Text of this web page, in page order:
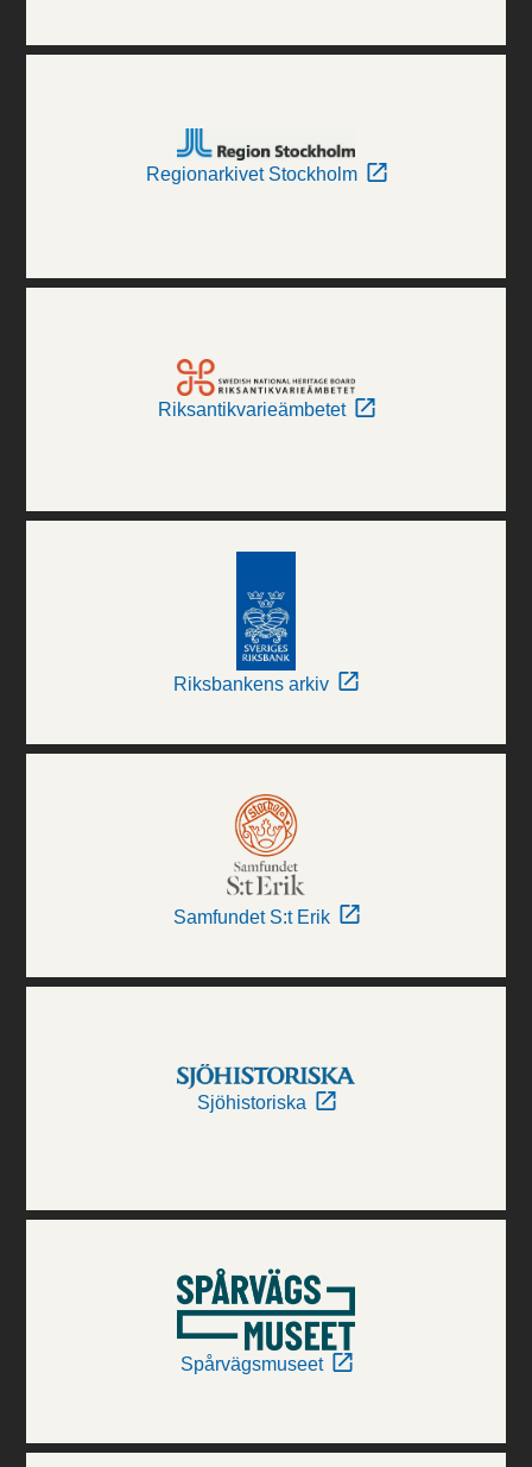
Regionarkivet Stockholm
Riksantikvarieämbetet
Riksbankens arkiv
Samfundet S:t Erik
Sjöhistoriska
Spårvägsmuseet